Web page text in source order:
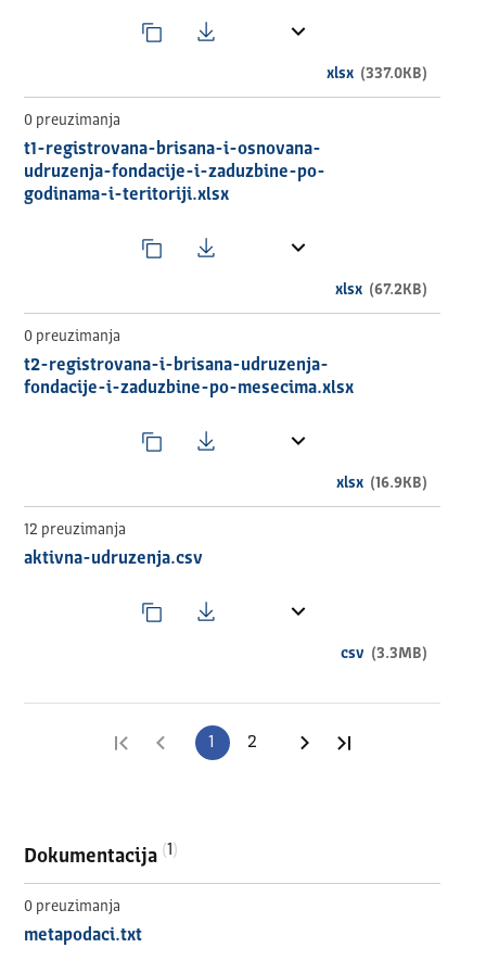
xlsx (337.0KB)
0 preuzimanja
t1-registrovana-brisana-i-osnovana-
udruzenja-fondacije-i-zaduzbine-po-
godinama-i-teritoriji.xlsx
xlsx (67.2KB)
0 preuzimanja
t2-registrovana-i-brisana-udruzenja-
fondacije-i-zaduzbine-po-mesecima.xlsx
xlsx (16.9KB)
12 preuzimanja
aktivna-udruzenja.csv
csv (3.3MB)
Prva stranica
Prethodna stranica
1 2 Sledeća stranica
Dokumentacija 1
0 preuzimanja
metapodaci.txt